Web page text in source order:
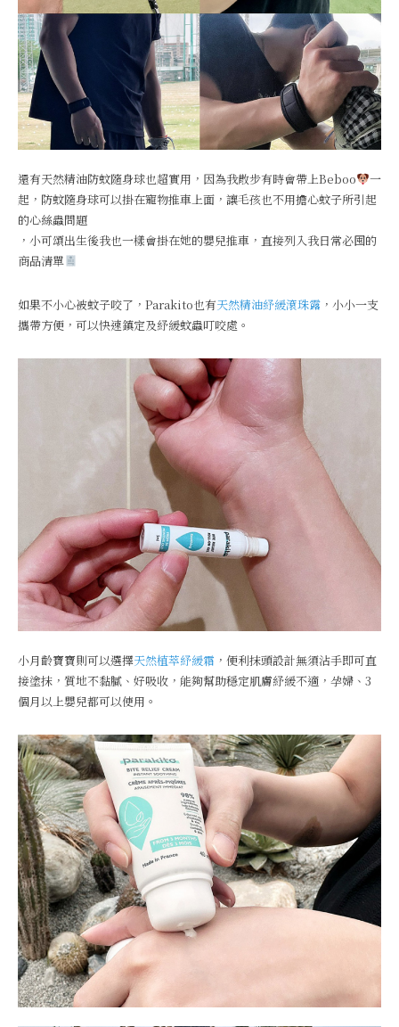
還有天然精油防蚊隨身球也超實用，因為我散步有時會帶上Beboo
一
起，防蚊隨身球可以掛在寵物推車上面，讓毛孩也不用擔心蚊子所引起
的心絲蟲問題
，小可頌出生後我也一樣會掛在她的嬰兒推車，直接列入我日常必囤的
商品清單
如果不小心被蚊子咬了，Parakito也有天然精油紓緩滾珠露 ，小小一支
攜帶方便，可以快速鎮定及紓緩蚊蟲叮咬處。
小月齡寶寶則可以選擇天然植萃紓緩霜 ，便利抹頭設計無須沾手即可直
接塗抹，質地不黏膩、好吸收，能夠幫助穩定肌膚紓緩不適，孕婦、3
個月以上嬰兒都可以使用。